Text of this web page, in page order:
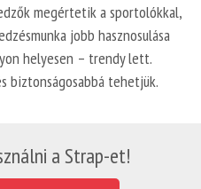
megértetik a sportolókkal,
jobb hasznosulása
helyesen – trendy lett.
biztonságosabbá tehetjük.
a Strap-et!